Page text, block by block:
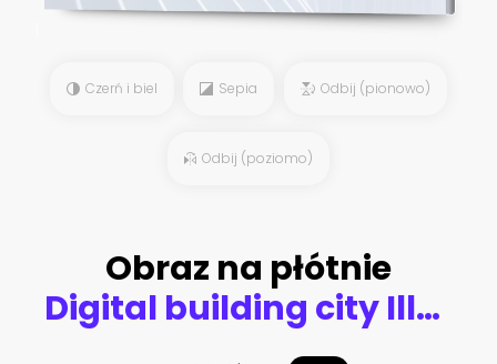
Czerń i biel Sepia Odbij (pionowo)
Odbij (poziomo)
Obraz na płótnie
Digital building city Illustration at night, City scene on night time.